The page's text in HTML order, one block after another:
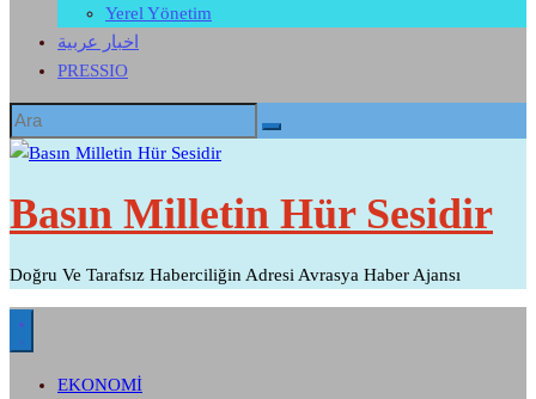
Yerel Yönetim
اخبار عربية
PRESSIO
Basın Milletin Hür Sesidir
Doğru Ve Tarafsız Haberciliğin Adresi Avrasya Haber Ajansı
EKONOMİ